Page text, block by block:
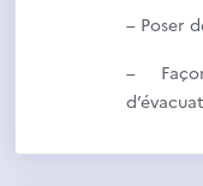
– Poser
–